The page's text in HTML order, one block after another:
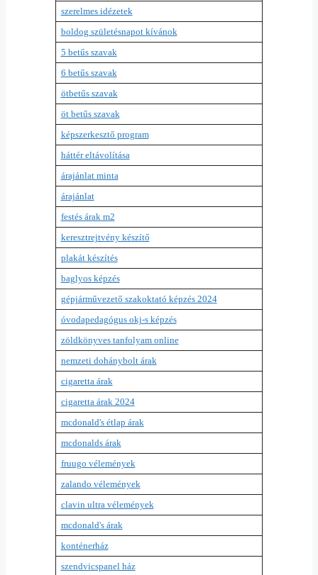
szerelmes idézetek
boldog születésnapot kívánok
5 betűs szavak
6 betűs szavak
ötbetűs szavak
öt betűs szavak
képszerkesztő program
háttér eltávolítása
árajánlat minta
árajánlat
festés árak m2
keresztrejtvény készítő
plakát készítés
baglyos képzés
gépjárművezető szakoktató képzés 2024
óvodapedagógus okj-s képzés
zöldkönyves tanfolyam online
nemzeti dohánybolt árak
cigaretta árak
cigaretta árak 2024
mcdonald's étlap árak
mcdonalds árak
fruugo vélemények
zalando vélemények
clavin ultra vélemények
mcdonald's árak
konténerház
szendvicspanel ház